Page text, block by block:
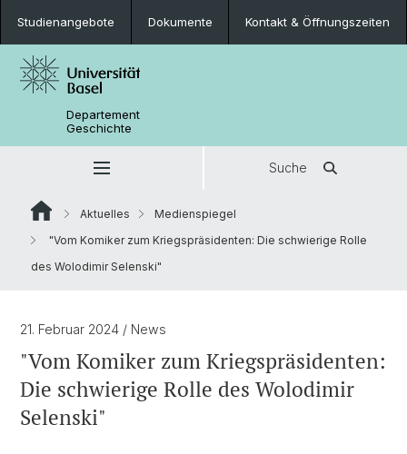
Studienangebote Dokumente Kontakt & Öffnungszeiten
Departement
Geschichte
Suche
Aktuelles
Medienspiegel
"Vom Komiker zum Kriegspräsidenten: Die schwierige Rolle
des Wolodimir Selenski"
21. Februar 2024 / News
"Vom Komiker zum Kriegspräsidenten:
Die schwierige Rolle des Wolodimir
Selenski"